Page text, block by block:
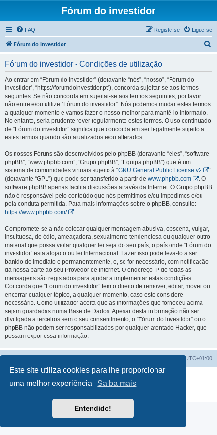
Este site utiliza cookies para lhe proporcionar
uma melhor experiência. Saiba mais
Entendido!
Fórum do investidor
FAQ Ligue-se
Registe-se
Fórum do investidor
Fórum do investidor - Condições de utilização
Ao entrar em “Fórum do investidor” (doravante “nós”, “nosso”, “Fórum do
investidor”, “https://forumdoinvestidor.pt”), concorda sujeitar-se aos termos
seguintes. Se não concorda em sujeitar-se aos termos seguintes, por favor
não entre e/ou utilize “Fórum do investidor”. Nós podemos mudar estes termos
a qualquer momento e vamos fazer o nosso melhor para mantê-lo informado.
No entanto, seria prudente rever regularmente estes termos. O uso continuado
de “Fórum do investidor” significa que concorda em ser legalmente sujeito a
estes termos quando são atualizados e/ou alterados.
Os nossos Fóruns são desenvolvidos pelo phpBB (doravante “eles”, “software
phpBB”, “www.phpbb.com”, “Grupo phpBB”, “Equipa phpBB”) que é um
sistema de comunidades virtuais sujeito à “GNU General Public License v2
”
(doravante “GPL”) que pode ser transferido a partir de www.phpbb.com
. O
software phpBB apenas facilita discussões através da Internet. O Grupo phpBB
não é responsável pelo conteúdo que nós permitimos e/ou impedimos e/ou
pela conduta permitida. Para mais informações sobre o phpBB, consulte:
https://www.phpbb.com/
Compromete-se a não colocar qualquer mensagem abusiva, obscena, vulgar,
insultuosa, de ódio, ameaçadora, sexualmente tendenciosa ou qualquer outro
material que possa violar qualquer lei seja do seu país, o país onde “Fórum do
investidor” está alojado ou lei Internacional. Fazer isso pode levá-lo a ser
banido de imediato e permanentemente, e, se for necessário, com notificação
da nossa parte ao seu Provedor de Internet. O endereço IP de todas as
mensagens são registados para ajudar a implementar estas condições.
Concorda que “Fórum do investidor” tem o direito de remover, editar, mover ou
encerrar qualquer tópico, a qualquer momento, caso este considere
necessário. Como utilizador aceita que as informações que forneceu acima
sejam guardadas numa Base de Dados. Apesar desta informação não ser
divulgada a terceiros sem o seu consentimento, o “Fórum do investidor” ou o
phpBB não podem ser responsabilizados por qualquer atentado Hacker, que
possam expor essa informação.
UTC+01:00
phpBB
® Forum Software © phpBB Limited
Traduzido por:
phpBB Portugal